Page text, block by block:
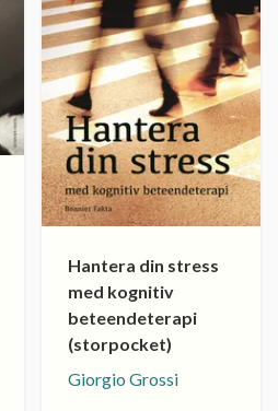
Hantera din stress
med kognitiv
beteendeterapi
(storpocket)
Giorgio Grossi